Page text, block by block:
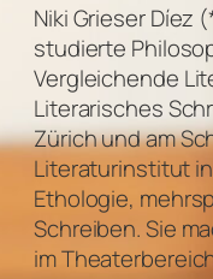
Niki Grieser Díez
studierte
Vergleichende
Literarisches
Zürich und am
Literaturinstitut
Ethologie,
Schreiben. Sie
im